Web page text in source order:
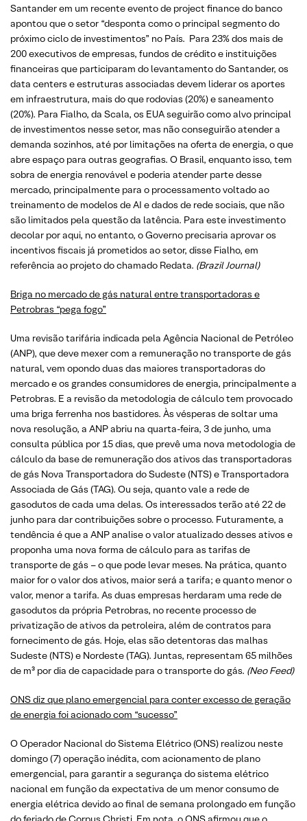
Santander em um recente evento de project finance do banco
apontou que o setor “desponta como o principal segmento do
próximo ciclo de investimentos” no País. Para 23% dos mais de
200 executivos de empresas, fundos de crédito e instituições
financeiras que participaram do levantamento do Santander, os
data centers e estruturas associadas devem liderar os aportes
em infraestrutura, mais do que rodovias (20%) e saneamento
(20%). Para Fialho, da Scala, os EUA seguirão como alvo principal
de investimentos nesse setor, mas não conseguirão atender a
demanda sozinhos, até por limitações na oferta de energia, o que
abre espaço para outras geografias. O Brasil, enquanto isso, tem
sobra de energia renovável e poderia atender parte desse
mercado, principalmente para o processamento voltado ao
treinamento de modelos de AI e dados de rede sociais, que não
são limitados pela questão da latência. Para este investimento
decolar por aqui, no entanto, o Governo precisaria aprovar os
incentivos fiscais já prometidos ao setor, disse Fialho, em
referência ao projeto do chamado Redata. (Brazil Journal)
Briga no mercado de gás natural entre transportadoras e
Petrobras “pega fogo”
Uma revisão tarifária indicada pela Agência Nacional de Petróleo
(ANP), que deve mexer com a remuneração no transporte de gás
natural, vem opondo duas das maiores transportadoras do
mercado e os grandes consumidores de energia, principalmente a
Petrobras. E a revisão da metodologia de cálculo tem provocado
uma briga ferrenha nos bastidores. Às vésperas de soltar uma
nova resolução, a ANP abriu na quarta-feira, 3 de junho, uma
consulta pública por 15 dias, que prevê uma nova metodologia de
cálculo da base de remuneração dos ativos das transportadoras
de gás Nova Transportadora do Sudeste (NTS) e Transportadora
Associada de Gás (TAG). Ou seja, quanto vale a rede de
gasodutos de cada uma delas. Os interessados terão até 22 de
junho para dar contribuições sobre o processo. Futuramente, a
tendência é que a ANP analise o valor atualizado desses ativos e
proponha uma nova forma de cálculo para as tarifas de
transporte de gás – o que pode levar meses. Na prática, quanto
maior for o valor dos ativos, maior será a tarifa; e quanto menor o
valor, menor a tarifa. As duas empresas herdaram uma rede de
gasodutos da própria Petrobras, no recente processo de
privatização de ativos da petroleira, além de contratos para
fornecimento de gás. Hoje, elas são detentoras das malhas
Sudeste (NTS) e Nordeste (TAG). Juntas, representam 65 milhões
de m³ por dia de capacidade para o transporte do gás. (Neo Feed)
ONS diz que plano emergencial para conter excesso de geração
de energia foi acionado com “sucesso”
O Operador Nacional do Sistema Elétrico (ONS) realizou neste
domingo (7) operação inédita, com acionamento de plano
emergencial, para garantir a segurança do sistema elétrico
nacional em função da expectativa de um menor consumo de
energia elétrica devido ao final de semana prolongado em função